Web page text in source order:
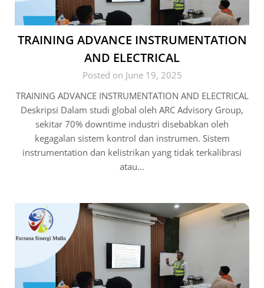
TRAINING ADVANCE INSTRUMENTATION
AND ELECTRICAL
Posted on June 19, 2025
TRAINING ADVANCE INSTRUMENTATION AND ELECTRICAL
Deskripsi Dalam studi global oleh ARC Advisory Group,
sekitar 70% downtime industri disebabkan oleh
kegagalan sistem kontrol dan instrumen. Sistem
instrumentation dan kelistrikan yang tidak terkalibrasi
atau…